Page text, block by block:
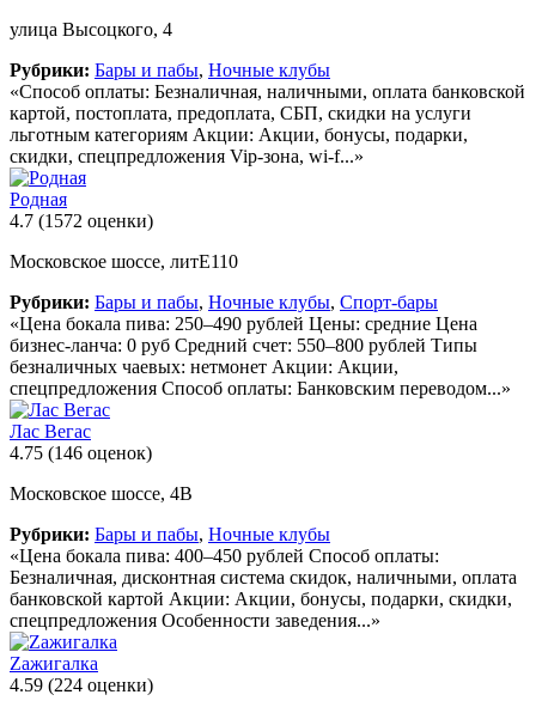
улица Высоцкого, 4
Рубрики: Бары и пабы, Ночные клубы
«Способ оплаты: Безналичная, наличными, оплата банковской
картой, постоплата, предоплата, СБП, скидки на услуги
льготным категориям Акции: Акции, бонусы, подарки,
скидки, спецпредложения Vip-зона, wi-f...»
Родная
4.7 (1572 оценки)
Московское шоссе, литЕ110
Рубрики: Бары и пабы, Ночные клубы, Спорт-бары
«Цена бокала пива: 250–490 рублей Цены: средние Цена
бизнес-ланча: 0 руб Средний счет: 550–800 рублей Типы
безналичных чаевых: нетмонет Акции: Акции,
спецпредложения Способ оплаты: Банковским переводом...»
Лас Вегас
4.75 (146 оценок)
Московское шоссе, 4В
Рубрики: Бары и пабы, Ночные клубы
«Цена бокала пива: 400–450 рублей Способ оплаты:
Безналичная, дисконтная система скидок, наличными, оплата
банковской картой Акции: Акции, бонусы, подарки, скидки,
спецпредложения Особенности заведения...»
Zажигалка
4.59 (224 оценки)